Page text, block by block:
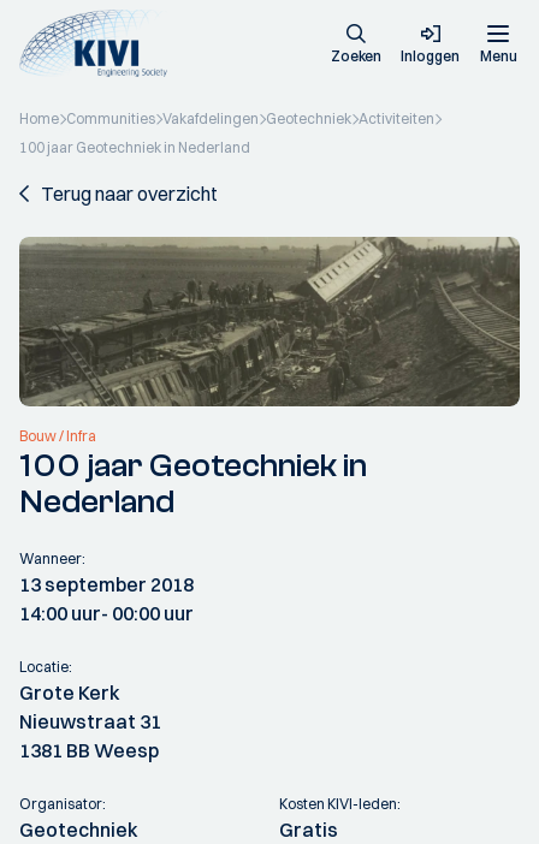
Zoeken Inloggen Menu
Home Communities Vakafdelingen Geotechniek Activiteiten
100 jaar Geotechniek in Nederland
Terug naar overzicht
Bouw / Infra
100 jaar Geotechniek in
Nederland
Wanneer:
13 september 2018
14:00 uur- 00:00 uur
Locatie:
Grote Kerk
Nieuwstraat 31
1381 BB Weesp
Organisator:
Geotechniek
Kosten KIVI-leden:
Gratis